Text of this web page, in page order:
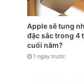
Apple sẽ tung
đặc sắc trong 4
cuối năm?
1 ngày trước